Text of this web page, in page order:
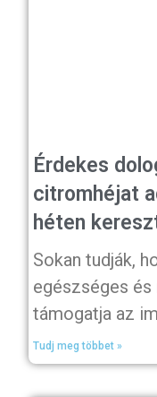
Érdekes
citromhéjat
héten
Sokan tudják,
egészséges
támogatja az
Tudj meg többet »